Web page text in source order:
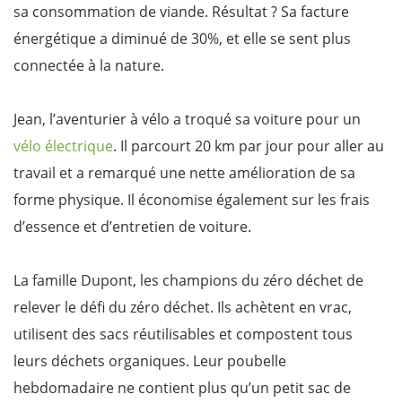
sa consommation de viande. Résultat ? Sa facture
énergétique a diminué de 30%, et elle se sent plus
connectée à la nature.
Jean, l’aventurier à vélo a troqué sa voiture pour un
vélo électrique. Il parcourt 20 km par jour pour aller au
travail et a remarqué une nette amélioration de sa
forme physique. Il économise également sur les frais
d’essence et d’entretien de voiture.
La famille Dupont, les champions du zéro déchet de
relever le défi du zéro déchet. Ils achètent en vrac,
utilisent des sacs réutilisables et compostent tous
leurs déchets organiques. Leur poubelle
hebdomadaire ne contient plus qu’un petit sac de